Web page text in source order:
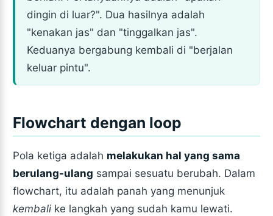
dingin di luar?". Dua hasilnya adalah
"kenakan jas" dan "tinggalkan jas".
Keduanya bergabung kembali di "berjalan
keluar pintu".
Flowchart dengan loop
Pola ketiga adalah melakukan hal yang sama
berulang-ulang sampai sesuatu berubah. Dalam
flowchart, itu adalah panah yang menunjuk
kembali ke langkah yang sudah kamu lewati.